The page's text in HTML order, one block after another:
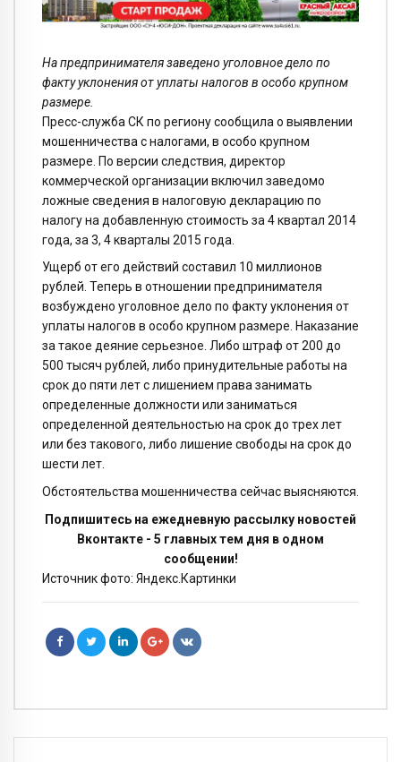
На предпринимателя заведено уголовное дело по
факту уклонения от уплаты налогов в особо крупном
размере.
Пресс-служба СК по региону сообщила о выявлении
мошенничества с налогами, в особо крупном
размере. По версии следствия, директор
коммерческой организации включил заведомо
ложные сведения в налоговую декларацию по
налогу на добавленную стоимость за 4 квартал 2014
года, за 3, 4 кварталы 2015 года.
Ущерб от его действий составил 10 миллионов
рублей. Теперь в отношении предпринимателя
возбуждено уголовное дело по факту уклонения от
уплаты налогов в особо крупном размере. Наказание
за такое деяние серьезное. Либо штраф от 200 до
500 тысяч рублей, либо принудительные работы на
срок до пяти лет с лишением права занимать
определенные должности или заниматься
определенной деятельностью на срок до трех лет
или без такового, либо лишение свободы на срок до
шести лет.
Обстоятельства мошенничества сейчас выясняются.
Подпишитесь на ежедневную рассылку новостей
Вконтакте - 5 главных тем дня в одном
сообщении!
Источник фото: Яндекс.Картинки